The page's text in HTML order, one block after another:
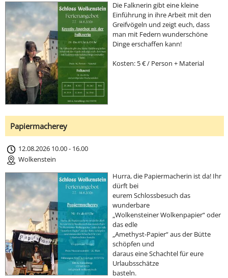
Die Falknerin gibt eine kleine
Einführung in ihre Arbeit mit den
Greifvögeln und zeigt euch, dass
man mit Federn wunderschöne
Dinge erschaffen kann!
Kosten: 5 € / Person + Material
Papiermacherey
12.08.2026 10.00 - 16.00
Wolkenstein
Hurra, die Papiermacherin ist da! Ihr
dürft bei
eurem Schlossbesuch das
wunderbare
„Wolkensteiner Wolkenpapier“ oder
das edle
„Amethyst-Papier“ aus der Bütte
schöpfen und
daraus eine Schachtel für eure
Urlaubsschätze
basteln.